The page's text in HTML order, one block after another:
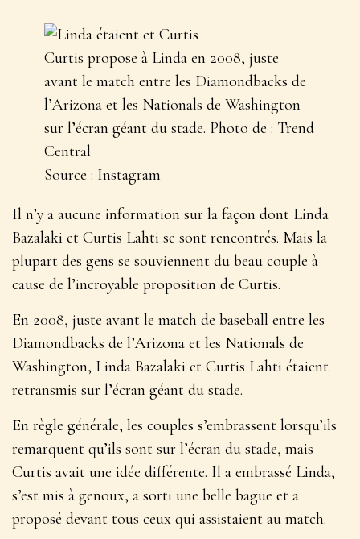
Curtis propose à Linda en 2008, juste
avant le match entre les Diamondbacks de
l’Arizona et les Nationals de Washington
sur l’écran géant du stade. Photo de : Trend
Central
Source : Instagram
Il n’y a aucune information sur la façon dont Linda
Bazalaki et Curtis Lahti se sont rencontrés. Mais la
plupart des gens se souviennent du beau couple à
cause de l’incroyable proposition de Curtis.
En 2008, juste avant le match de baseball entre les
Diamondbacks de l’Arizona et les Nationals de
Washington, Linda Bazalaki et Curtis Lahti étaient
retransmis sur l’écran géant du stade.
En règle générale, les couples s’embrassent lorsqu’ils
remarquent qu’ils sont sur l’écran du stade, mais
Curtis avait une idée différente. Il a embrassé Linda,
s’est mis à genoux, a sorti une belle bague et a
proposé devant tous ceux qui assistaient au match.